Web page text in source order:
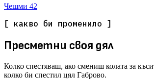
Чешми 42
[ какво би променило ]
Пресметни своя дял
Колко спестяваш, ако смениш колата за
колко би спестил цял Габрово.